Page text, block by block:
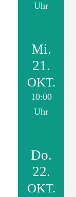
Uhr
Mi.
21.
OKT.
10:00
Uhr
Do.
22.
OKT.